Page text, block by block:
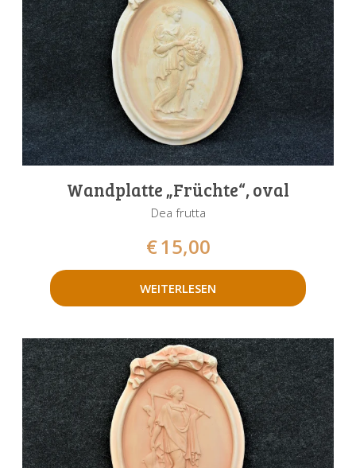
Wandplatte „Früchte“, oval
Dea frutta
€15,00
WEITERLESEN